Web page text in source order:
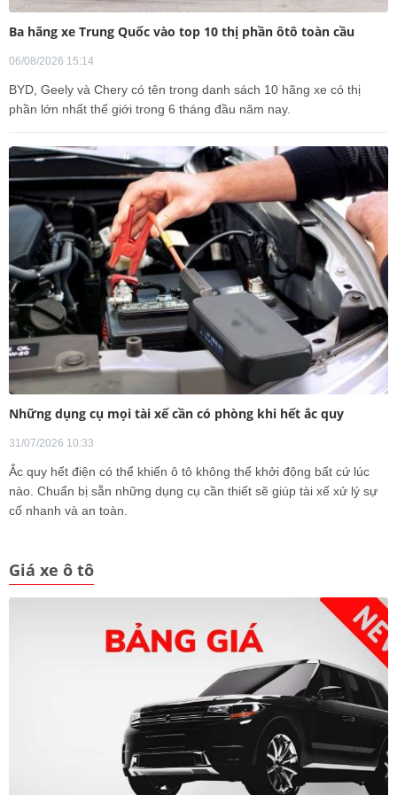
Ba hãng xe Trung Quốc vào top 10 thị phần ôtô toàn cầu
06/08/2026 15:14
BYD, Geely và Chery có tên trong danh sách 10 hãng xe có thị
phần lớn nhất thế giới trong 6 tháng đầu năm nay.
Những dụng cụ mọi tài xế cần có phòng khi hết ắc quy
31/07/2026 10:33
Ắc quy hết điện có thể khiến ô tô không thể khởi động bất cứ lúc
nào. Chuẩn bị sẵn những dụng cụ cần thiết sẽ giúp tài xế xử lý sự
cố nhanh và an toàn.
Giá xe ô tô